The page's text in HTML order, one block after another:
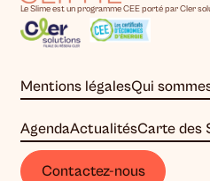
Le Slime est un programme CEE porté par Cler
Mentions légalesQui
AgendaActualitésCarte des
Contactez-nous